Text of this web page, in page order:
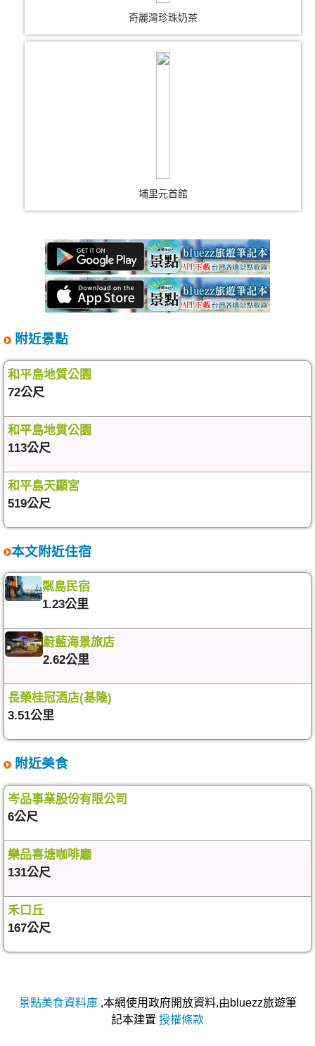
奇麗灣珍珠奶茶
埔里元首館
附近景點
和平島地質公園
72公尺
和平島地質公園
113公尺
和平島天顯宮
519公尺
本文附近住宿
粼島民宿
1.23公里
蔚藍海景旅店
2.62公里
長榮桂冠酒店(基隆)
3.51公里
附近美食
岑品事業股份有限公司
6公尺
樂品喜塘咖啡廳
131公尺
禾口丘
167公尺
景點美食資料庫,本網使用政府開放資料,由bluezz旅遊筆
記本建置 授權條款